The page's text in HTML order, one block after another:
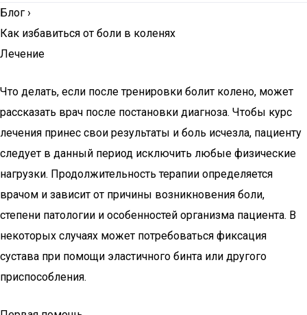
Блог ›
Как избавиться от боли в коленях
Лечение
Что делать, если после тренировки болит колено, может
рассказать врач после постановки диагноза. Чтобы курс
лечения принес свои результаты и боль исчезла, пациенту
следует в данный период исключить любые физические
нагрузки. Продолжительность терапии определяется
врачом и зависит от причины возникновения боли,
степени патологии и особенностей организма пациента. В
некоторых случаях может потребоваться фиксация
сустава при помощи эластичного бинта или другого
приспособления.